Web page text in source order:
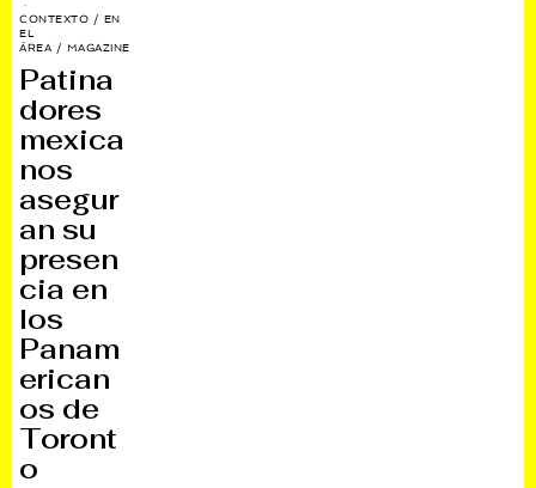
CONTEXTO / EN
EL
ÁREA / MAGAZINE
Patina
dores
mexica
nos
asegur
an su
presen
cia en
los
Panam
erican
os de
Toront
o